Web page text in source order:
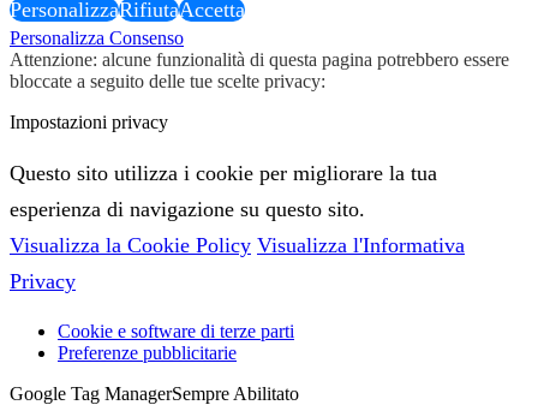
PersonalizzaRifiutaAccetta
Personalizza Consenso
Attenzione: alcune funzionalità di questa pagina potrebbero essere
bloccate a seguito delle tue scelte privacy:
Impostazioni privacy
Questo sito utilizza i cookie per migliorare la tua
esperienza di navigazione su questo sito.
Visualizza la Cookie Policy Visualizza l'Informativa
Privacy
Cookie e software di terze parti
Preferenze pubblicitarie
Google Tag ManagerSempre Abilitato